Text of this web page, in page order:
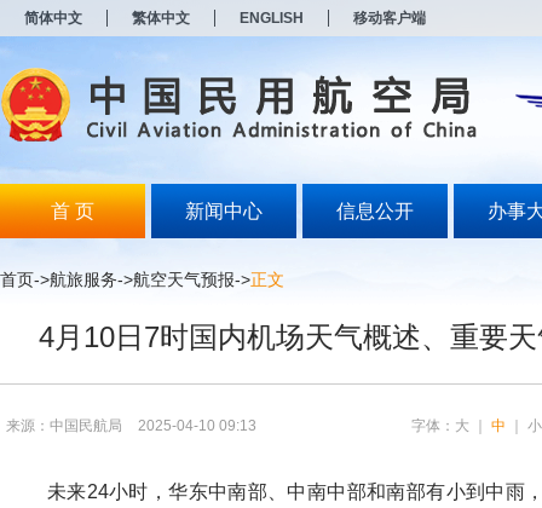
简体中文 繁体中文 ENGLISH 移动客户端
首 页 新闻中心 信息公开 办事
首页->航旅服务->航空天气预报->正文
4月10日7时国内机场天气概述、重要
来源：中国民航局 2025-04-10 09:13 字体： 大 ｜中 ｜小
未来24小时，华东中南部、中南中部和南部有小到中雨
打
开
无
障
说
明
按
Alt
开